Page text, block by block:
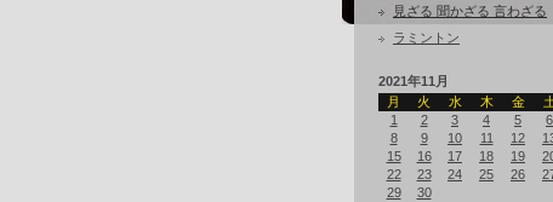
見ざる 聞かざる 言わざる
ラミントン
2021年11月
月
火 水 木 金
1
2 3 4 5 6
8
9 10 11 12
15
16 17 18 19
22
23 24 25 26
29
30